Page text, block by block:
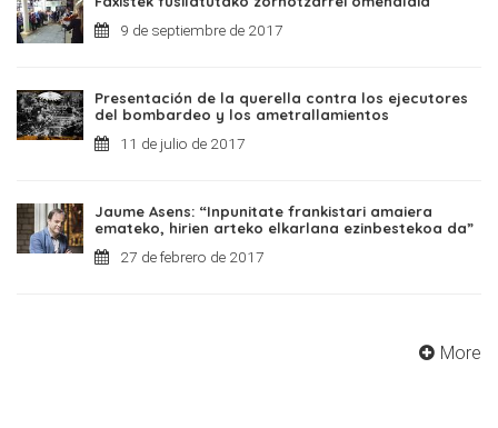
9 de septiembre de 2017
Presentación de la querella contra los ejecutores
del bombardeo y los ametrallamientos
11 de julio de 2017
Jaume Asens: “Inpunitate frankistari amaiera
emateko, hirien arteko elkarlana ezinbestekoa da”
27 de febrero de 2017
More